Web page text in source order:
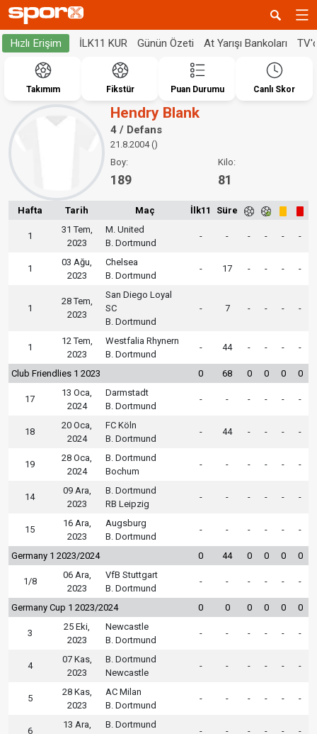
Hızlı Erişim İLK11 KUR Günün Özeti At Yarışı Bankoları
Takımım Fikstür Puan Durumu Canlı Skor
Hendry Blank
4 / Defans
21.8.2004 ()
Boy:
189
Kilo:
81
Hafta Tarih Maç İlk11 Süre
1
31 Tem,
2023
M. United
B. Dortmund
- - - - - -
1
03 Ağu,
2023
Chelsea
B. Dortmund
- 17 - - - -
1
28 Tem,
2023
San Diego Loyal
SC
B. Dortmund
- 7 - - - -
1
12 Tem,
2023
Westfalia Rhynern
B. Dortmund
- 44 - - - -
Club Friendlies 1 2023 0 68 0 0 0 0
17
13 Oca,
2024
Darmstadt
B. Dortmund
- - - - - -
18
20 Oca,
2024
FC Köln
B. Dortmund
- 44 - - - -
19
28 Oca,
2024
B. Dortmund
Bochum
- - - - - -
14
09 Ara,
2023
B. Dortmund
RB Leipzig
- - - - - -
15
16 Ara,
2023
Augsburg
B. Dortmund
- - - - - -
Germany 1 2023/2024 0 44 0 0 0 0
1/8
06 Ara,
2023
VfB Stuttgart
B. Dortmund
- - - - - -
Germany Cup 1 2023/2024 0 0 0 0 0 0
3
25 Eki,
2023
Newcastle
B. Dortmund
- - - - - -
4
07 Kas,
2023
B. Dortmund
Newcastle
- - - - - -
5
28 Kas,
2023
AC Milan
B. Dortmund
- - - - - -
6
13 Ara,
B. Dortmund
- - - - - -